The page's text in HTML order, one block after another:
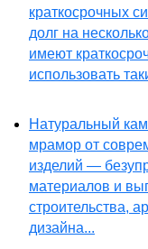
краткосрочных
долг на
имеют
использовать
Натуральный
мрамор от
изделий —
материалов и
строительства,
дизайна...